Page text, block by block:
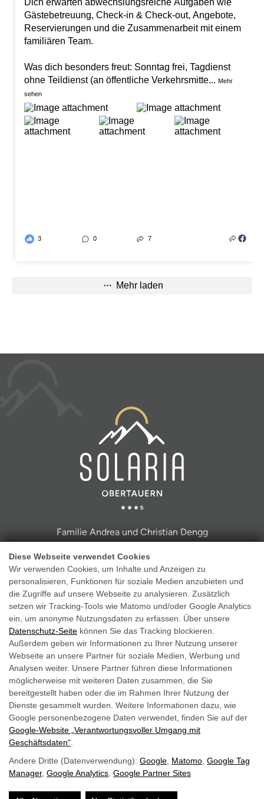
Diese Webseite verwendet Cookies
Wir verwenden Cookies, um Inhalte und Anzeigen zu
personalisieren, Funktionen für soziale Medien anzubieten und
die Zugriffe auf unsere Webseite zu analysieren. Zusätzlich
setzen wir Tracking-Tools wie Matomo und/oder Google Analytics
ein, um anonyme Nutzungsdaten zu erfassen. Über unsere
Datenschutz-Seite können Sie das Tracking blockieren.
Außerdem geben wir Informationen zu Ihrer Nutzung unserer
Webseite an unsere Partner für soziale Medien, Werbung und
Analysen weiter. Unsere Partner führen diese Informationen
möglicherweise mit weiteren Daten zusammen, die Sie
bereitgestellt haben oder die im Rahmen Ihrer Nutzung der
Dienste gesammelt wurden. Weitere Informationen dazu, wie
Google personenbezogene Daten verwendet, finden Sie auf der
Google‑Website „Verantwortungsvoller Umgang mit
Geschäftsdaten“
Andere Dritte (Datenverwendung): Google Matomo Google Tag
Manager, Google Analytics Google Partner Sites
Familie Andrea und Christian Dengg
Tel.: +43 6456 7250
info@hotel-solaria.at
Impressum
Datenschutz
AGB
Barrierefreiheit